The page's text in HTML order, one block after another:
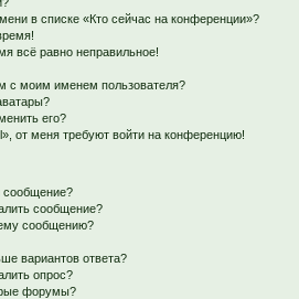
в списке «Кто сейчас на конференции»?
всё равно неправильное!
с моим именем пользователя?
его?
от меня требуют войти на конференцию!
сообщение?
сообщение?
сообщению?
вариантов ответа?
опрос?
форумы?